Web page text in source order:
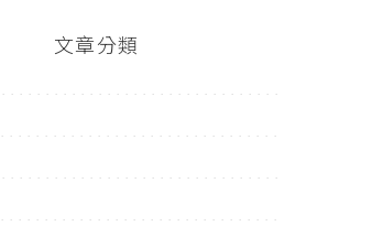
文章分類